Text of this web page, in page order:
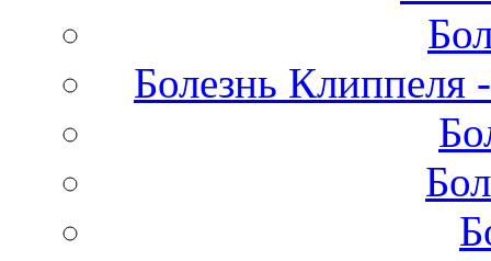
Болезнь Клиппеля